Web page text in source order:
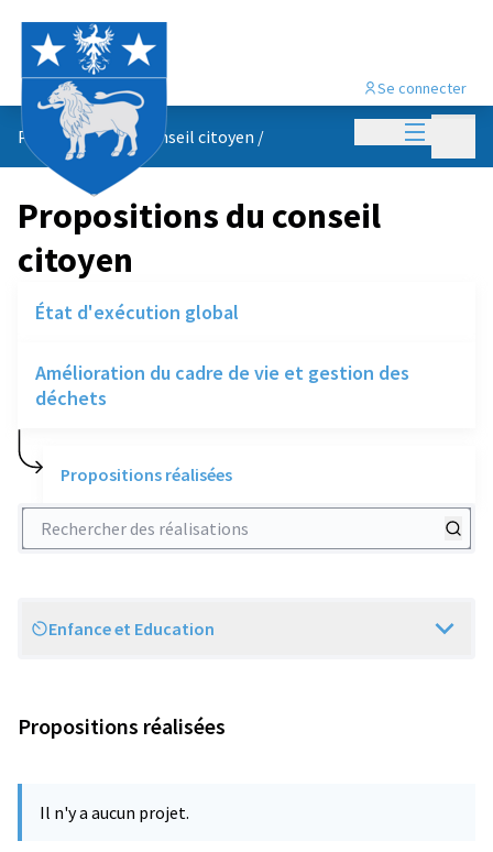
Menu
Se connecter
Propositions du conseil citoyen /
Propositions du conseil
citoyen
État d'exécution global
Amélioration du cadre de vie et gestion des
déchets
Propositions réalisées
Rechercher des réalisations
Scope
Enfance et Education
Propositions réalisées
Il n'y a aucun projet.